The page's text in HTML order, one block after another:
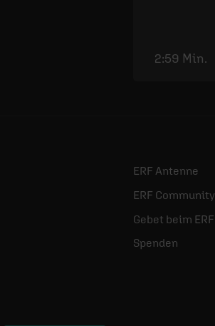
2:59 Min.
ERF Antenne
ERF Community
Gebet beim ERF
Spenden